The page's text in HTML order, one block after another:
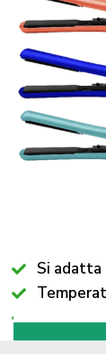
Si adatta
Sicura